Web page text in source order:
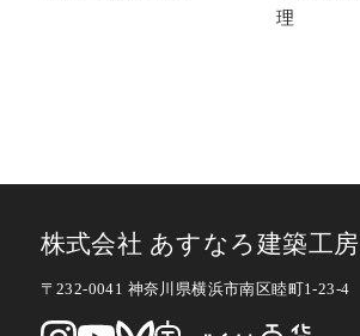
理
株式会社 あすなろ建築工房
〒232-0041 神奈川県横浜市南区睦町1-23-4